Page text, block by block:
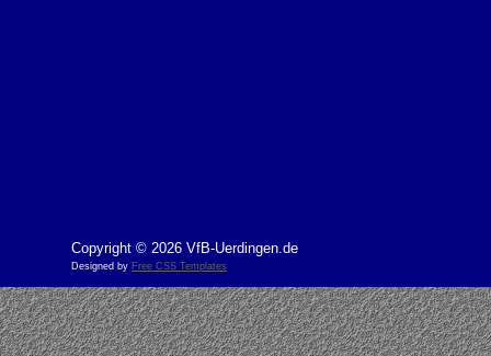
Copyright © 2026 VfB-Uerdingen.de
Designed by Free CSS Templates